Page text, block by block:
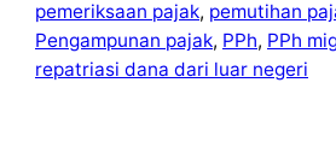
pemeriksaan pajak, pemutihan
Pengampunan pajak, PPh, PPh
repatriasi dana dari luar negeri